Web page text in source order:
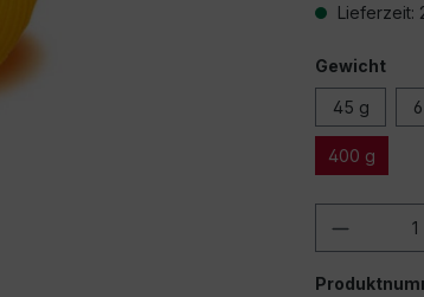
Lieferzeit:
Gewicht
45 g
400 g